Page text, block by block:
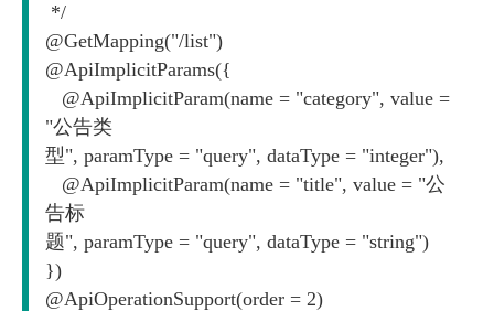
*/
@GetMapping("/list")
@ApiImplicitParams({
@ApiImplicitParam(name = "category", value =
"公告类
型", paramType = "query", dataType = "integer"),
@ApiImplicitParam(name = "title", value = "公
告标
题", paramType = "query", dataType = "string")
})
@ApiOperationSupport(order = 2)